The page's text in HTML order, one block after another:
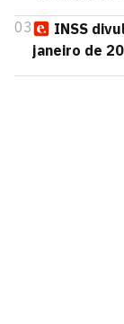
03
INSS
janeiro de